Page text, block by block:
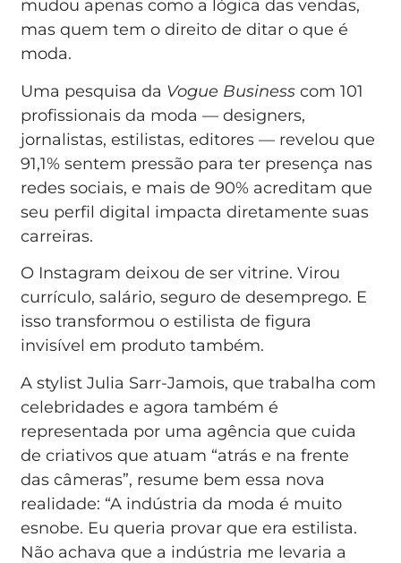
mudou apenas como a lógica das vendas,
mas quem tem o direito de ditar o que é
moda.
Uma pesquisa da Vogue Business com 101
profissionais da moda — designers,
jornalistas, estilistas, editores — revelou que
91,1% sentem pressão para ter presença nas
redes sociais, e mais de 90% acreditam que
seu perfil digital impacta diretamente suas
carreiras.
O Instagram deixou de ser vitrine. Virou
currículo, salário, seguro de desemprego. E
isso transformou o estilista de figura
invisível em produto também.
A stylist Julia Sarr-Jamois, que trabalha com
celebridades e agora também é
representada por uma agência que cuida
de criativos que atuam “atrás e na frente
das câmeras”, resume bem essa nova
realidade: “A indústria da moda é muito
esnobe. Eu queria provar que era estilista.
Não achava que a indústria me levaria a